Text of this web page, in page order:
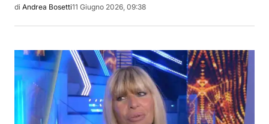
di Andrea Bosetti11 Giugno 2026, 09:38